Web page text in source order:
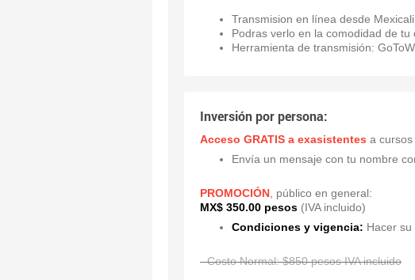
Transmision en línea desde
Podras verlo en la comodidad de tu
Herramienta de transmisión:
Inversión por persona:
Acceso GRATIS a exasistentes a
Envía un mensaje con tu nombre
PROMOCIÓN, público en general:
MX$ 350.00 pesos (IVA incluido)
Condiciones y vigencia: Hacer
- Costo Normal: $850 pesos IVA incluido